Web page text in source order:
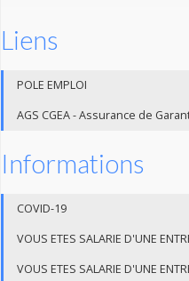
Liens
POLE EMPLOI
AGS CGEA - Assurance de
Informations
COVID-19
VOUS ETES SALARIE D'UNE
VOUS ETES SALARIE D'UNE